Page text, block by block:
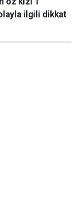
ilgili dikkat